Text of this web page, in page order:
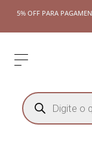
5% OFF PARA